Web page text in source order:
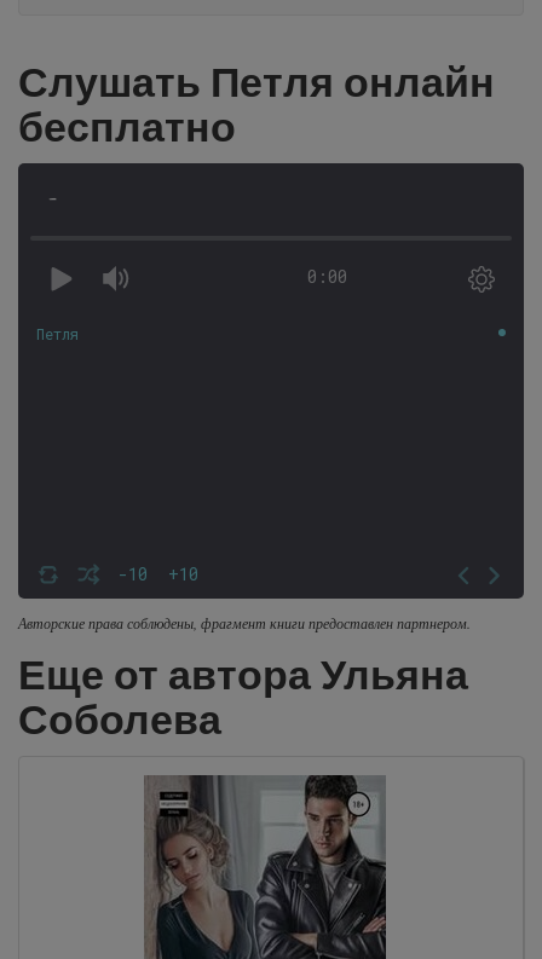
Слушать Петля онлайн
бесплатно
-
0:00
-10 +10
Петля
Авторские права соблюдены, фрагмент книги предоставлен партнером.
Еще от автора Ульяна
Соболева